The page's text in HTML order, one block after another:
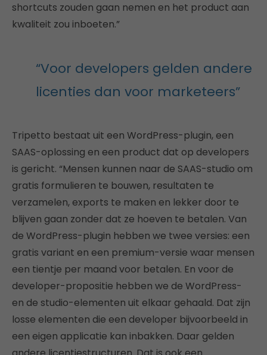
shortcuts zouden gaan nemen en het product aan
kwaliteit zou inboeten.”
“Voor developers gelden andere
licenties dan voor marketeers”
Tripetto bestaat uit een WordPress-plugin, een
SAAS-oplossing en een product dat op developers
is gericht. “Mensen kunnen naar de SAAS-studio om
gratis formulieren te bouwen, resultaten te
verzamelen, exports te maken en lekker door te
blijven gaan zonder dat ze hoeven te betalen. Van
de WordPress-plugin hebben we twee versies: een
gratis variant en een premium-versie waar mensen
een tientje per maand voor betalen. En voor de
developer-propositie hebben we de WordPress-
en de studio-elementen uit elkaar gehaald. Dat zijn
losse elementen die een developer bijvoorbeeld in
een eigen applicatie kan inbakken. Daar gelden